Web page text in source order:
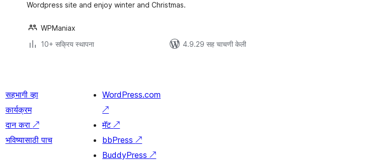
Wordpress site and enjoy winter and Christmas.
WPManiax
10+ सक्रिय स्थापना
4.9.29 सह चाचणी केली
सहभागी व्हा
कार्यक्रम
दान करा ↗
भविष्यासाठी पाच
WordPress.com
↗
मॅट↗
bbPress↗
BuddyPress↗